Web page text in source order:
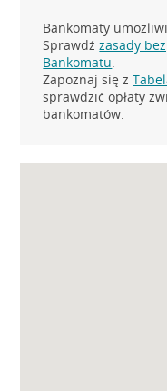
Bankomaty
Sprawdźzasady
Bankomatu.
Zapoznaj się z
sprawdzić opłaty
bankomatów.